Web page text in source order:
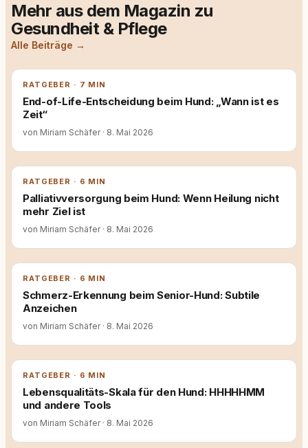
Mehr aus dem Magazin zu
Gesundheit & Pflege
Alle Beiträge →
RATGEBER · 7 MIN
End-of-Life-Entscheidung beim Hund: „Wann ist es
Zeit“
von Miriam Schäfer · 8. Mai 2026
RATGEBER · 6 MIN
Palliativversorgung beim Hund: Wenn Heilung nicht
mehr Ziel ist
von Miriam Schäfer · 8. Mai 2026
RATGEBER · 6 MIN
Schmerz-Erkennung beim Senior-Hund: Subtile
Anzeichen
von Miriam Schäfer · 8. Mai 2026
RATGEBER · 6 MIN
Lebensqualitäts-Skala für den Hund: HHHHHMM
und andere Tools
von Miriam Schäfer · 8. Mai 2026